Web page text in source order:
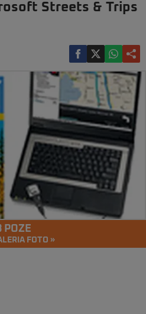
Streets & Trips
POZE
FOTO »